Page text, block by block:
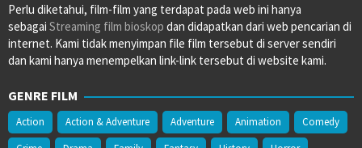
Perlu diketahui, film-film yang terdapat pada web ini hanya
sebagai Streaming film bioskop dan didapatkan dari web pencarian di
internet. Kami tidak menyimpan file film tersebut di server sendiri
dan kami hanya menempelkan link-link tersebut di website kami.
GENRE FILM
Action Action & Adventure Adventure Animation
Comedy